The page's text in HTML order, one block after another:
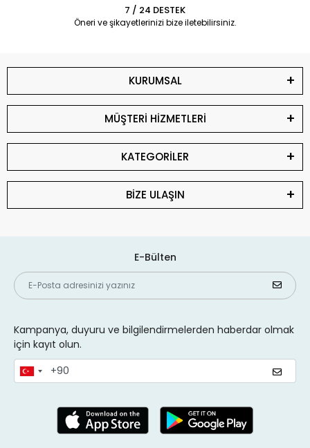
7 / 24 DESTEK
Öneri ve şikayetlerinizi bize iletebilirsiniz.
KURUMSAL
MÜŞTERİ HİZMETLERİ
KATEGORİLER
BİZE ULAŞIN
E-Bülten
Kampanya, duyuru ve bilgilendirmelerden haberdar olmak
için kayıt olun.